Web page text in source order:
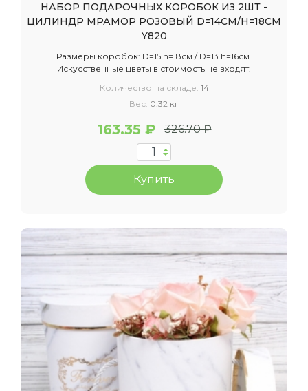
НАБОР ПОДАРОЧНЫХ КОРОБОК ИЗ 2ШТ -
ЦИЛИНДР МРАМОР РОЗОВЫЙ D=14СМ/H=18СМ
Y820
Размеры коробок: D=15 h=18см / D=13 h=16см.
Искусственные цветы в стоимость не входят.
Количество на складе: 14
Вес: 0.32 кг
163.35 ₽ 326.70 ₽
Купить